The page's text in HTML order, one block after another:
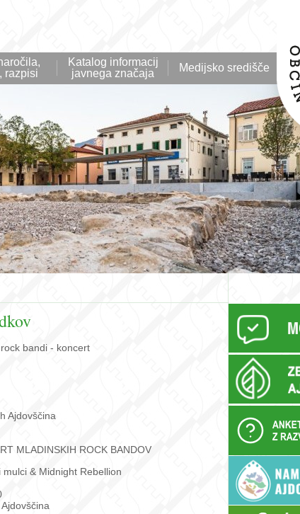
razpisi
Katalog informacij
javnega značaja
Medijsko središče
bandi - koncert
Ajdovščina
MLADINSKIH ROCK BANDOV
& Midnight Rebellion